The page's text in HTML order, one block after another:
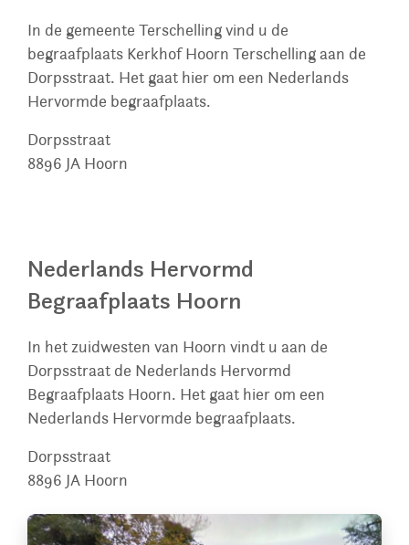
In de gemeente Terschelling vind u de
begraafplaats Kerkhof Hoorn Terschelling aan de
Dorpsstraat. Het gaat hier om een Nederlands
Hervormde begraafplaats.
Dorpsstraat
8896 JA Hoorn
Nederlands Hervormd
Begraafplaats Hoorn
In het zuidwesten van Hoorn vindt u aan de
Dorpsstraat de Nederlands Hervormd
Begraafplaats Hoorn. Het gaat hier om een
Nederlands Hervormde begraafplaats.
Dorpsstraat
8896 JA Hoorn